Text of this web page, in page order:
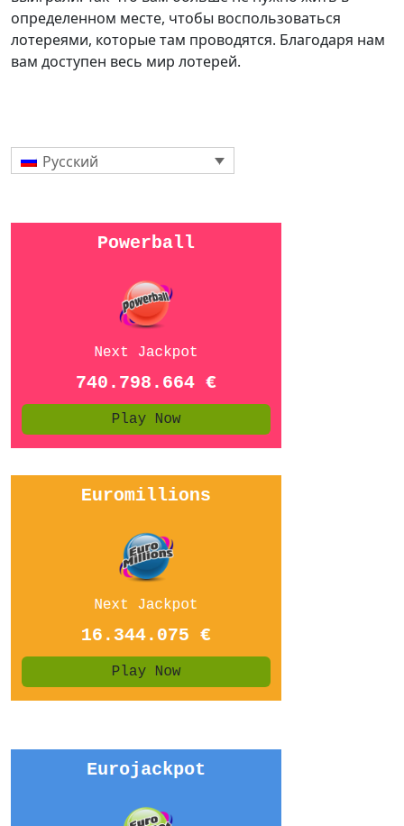
определенном месте, чтобы воспользоваться
лотереями, которые там проводятся. Благодаря нам
вам доступен весь мир лотерей.
Русский